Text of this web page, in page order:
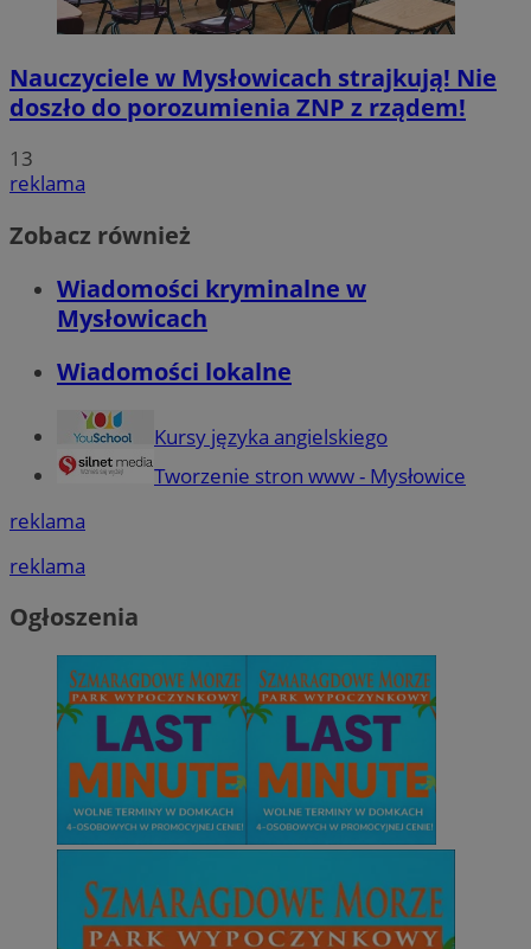
Nauczyciele w Mysłowicach strajkują! Nie
doszło do porozumienia ZNP z rządem!
13
reklama
Zobacz również
Wiadomości kryminalne w
Mysłowicach
Wiadomości lokalne
Kursy języka angielskiego
Tworzenie stron www - Mysłowice
reklama
reklama
Ogłoszenia